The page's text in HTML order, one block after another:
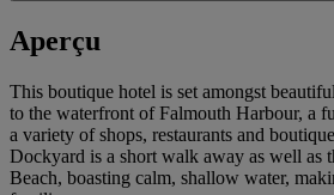
Aperçu
This boutique hotel is set amongst
to the waterfront of Falmouth Harbour, a
a variety of shops, restaurants and
Dockyard is a short walk away as well as
Beach, boasting calm, shallow water,